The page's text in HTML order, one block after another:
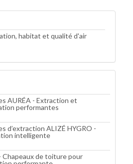
habitat et qualité d'air
AURÉA - Extraction et
performantes
d’extraction ALIZÉ HYGRO -
intelligente
Chapeaux de toiture pour